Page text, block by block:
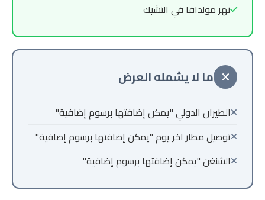
نهر مولدافا في التشيك
ما لا يشمله العرض
الطيران الدولي "يمكن إضافتها برسوم إضافية"
توصيل مطار اخر يوم "يمكن إضافتها برسوم إضافية"
الشنغن "يمكن إضافتها برسوم إضافية"